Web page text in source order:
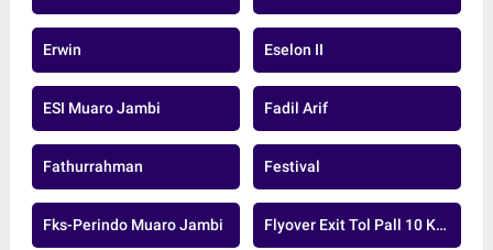
Erwin Eselon II
ESI Muaro Jambi Fadil Arif
Fathurrahman Festival
Fks-Perindo Muaro Jambi Flyover Exit Tol Pall 10 Kota Jambi